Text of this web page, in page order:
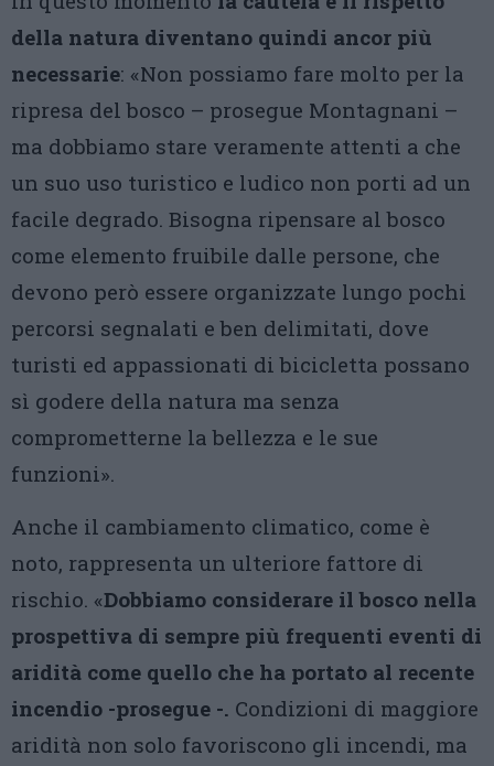
della natura diventano quindi ancor più
necessarie: «Non possiamo fare molto per la
ripresa del bosco – prosegue Montagnani –
ma dobbiamo stare veramente attenti a che
un suo uso turistico e ludico non porti ad un
facile degrado. Bisogna ripensare al bosco
come elemento fruibile dalle persone, che
devono però essere organizzate lungo pochi
percorsi segnalati e ben delimitati, dove
turisti ed appassionati di bicicletta possano
sì godere della natura ma senza
comprometterne la bellezza e le sue
funzioni».
Anche il cambiamento climatico, come è
noto, rappresenta un ulteriore fattore di
rischio. «Dobbiamo considerare il bosco nella
prospettiva di sempre più frequenti eventi di
aridità come quello che ha portato al recente
incendio -prosegue -. Condizioni di maggiore
aridità non solo favoriscono gli incendi, ma